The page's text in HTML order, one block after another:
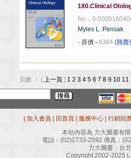
180.Clinical
No：0-
Myles L. Pensak
- 原價 - 6384 (熱賣
頁數 ： [ 上一頁 ] 1 2 3 4 5 6 7 8 9 10 11
加入會員 回首頁 服務中心
行銷回
本站內容為 力大圖書有
電話： (02)2733-2592 傳真：
力大圖書：台
Copyright 2002-2025